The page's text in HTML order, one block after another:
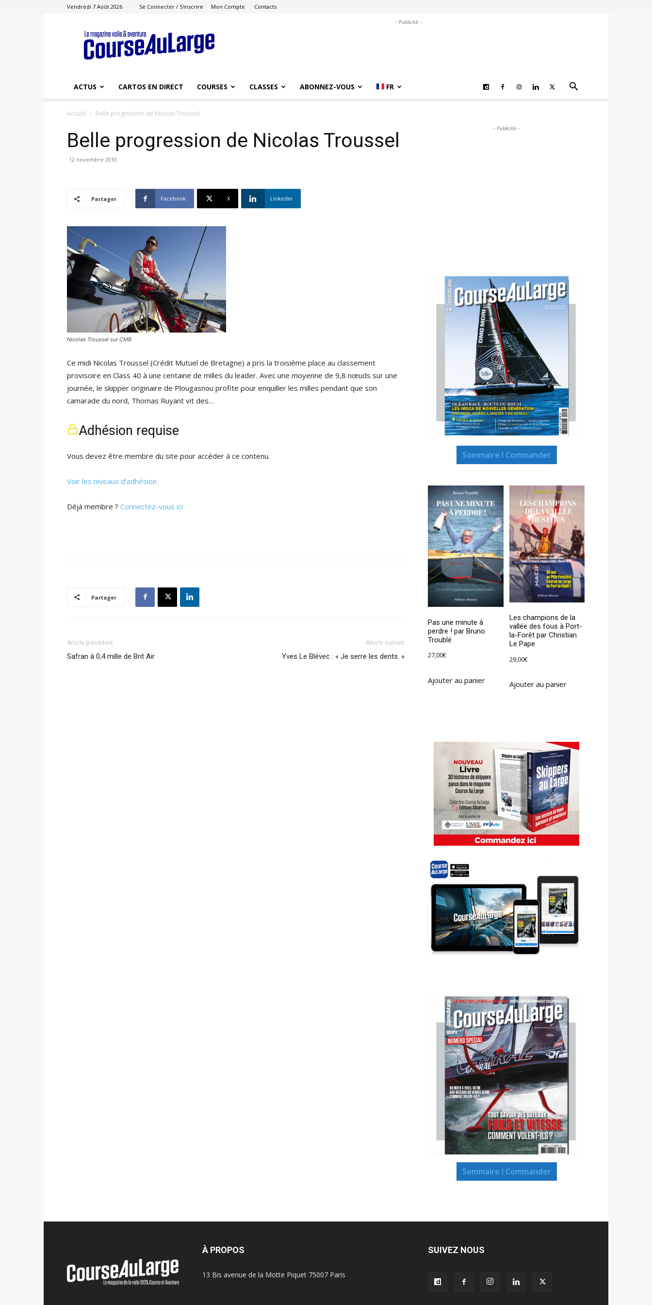
Vendredi 7 Août 2026 Se Connecter / S'inscrire Mon Compte Contacts
Course
au
Large
- Publicité -
ACTUS CARTOS EN DIRECT COURSES CLASSES ABONNEZ-VOUS FR
Accueil Belle progression de Nicolas Troussel
Belle progression de Nicolas Troussel
12 novembre 2010
Partager Facebook X Linkedin
Nicolas Troussel sur CMB
Ce midi Nicolas Troussel (Crédit Mutuel de Bretagne) a pris la troisième place au classement
provisoire en Class 40 à une centaine de milles du leader. Avec une moyenne de 9,8 nœuds sur une
journée, le skipper originaire de Plougasnou profite pour enquiller les milles pendant que son
camarade du nord, Thomas Ruyant vit des…
Adhésion requise
Vous devez être membre du site pour accéder à ce contenu.
Voir les niveaux d’adhésion
Déjà membre ? Connectez-vous ici
Partager
Article précédent
Safran à 0,4 mille de Brit Air
Article suivant
Yves Le Blévec : « Je serre les dents. »
- Publicité -
Sommaire I Commander
Pas une minute à
perdre ! par Bruno
Troublé
27,00€
Ajouter au panier
Les champions de la
vallée des fous à Port-
la-Forêt par Christian
Le Pape
29,00€
Ajouter au panier
Sommaire I Commander
À PROPOS
13 Bis avenue de la Motte Piquet 75007 Paris
SUIVEZ NOUS